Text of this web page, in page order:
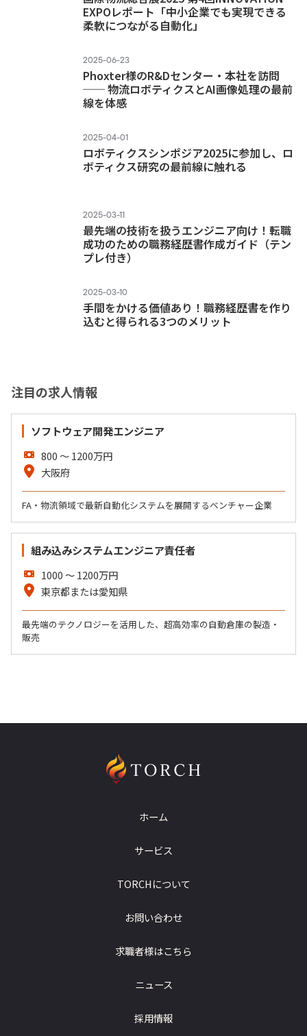
EXPOレポート「中小企業でも実現できる
柔軟につながる自動化」
2025-06-23
Phoxter様のR&Dセンター・本社を訪問
── 物流ロボティクスとAI画像処理の最前
線を体感
2025-04-01
ロボティクスシンポジア2025に参加し、ロ
ボティクス研究の最前線に触れる
2025-03-11
最先端の技術を扱うエンジニア向け！転職
成功のための職務経歴書作成ガイド（テン
プレ付き）
2025-03-10
手間をかける価値あり！職務経歴書を作り
込むと得られる3つのメリット
注目の求人情報
ソフトウェア開発エンジニア
800〜1200万円
大阪府
FA・物流領域で最新自動化システムを展開するベンチャー企業
組み込みシステムエンジニア責任者
1000〜1200万円
東京都または愛知県
最先端のテクノロジーを活用した、超高効率の自動倉庫の製造・
販売
ホーム
サービス
TORCHについて
お問い合わせ
求職者様はこちら
ニュース
採用情報